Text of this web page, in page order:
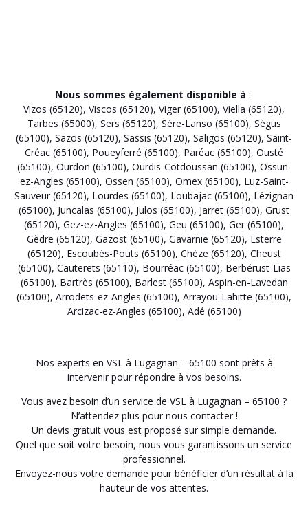
Nous sommes également disponible à :
Vizos (65120), Viscos (65120), Viger (65100), Viella (65120),
Tarbes (65000), Sers (65120), Sère-Lanso (65100), Ségus
(65100), Sazos (65120), Sassis (65120), Saligos (65120), Saint-
Créac (65100), Poueyferré (65100), Paréac (65100), Ousté
(65100), Ourdon (65100), Ourdis-Cotdoussan (65100), Ossun-
ez-Angles (65100), Ossen (65100), Omex (65100), Luz-Saint-
Sauveur (65120), Lourdes (65100), Loubajac (65100), Lézignan
(65100), Juncalas (65100), Julos (65100), Jarret (65100), Grust
(65120), Gez-ez-Angles (65100), Geu (65100), Ger (65100),
Gèdre (65120), Gazost (65100), Gavarnie (65120), Esterre
(65120), Escoubès-Pouts (65100), Chèze (65120), Cheust
(65100), Cauterets (65110), Bourréac (65100), Berbérust-Lias
(65100), Bartrès (65100), Barlest (65100), Aspin-en-Lavedan
(65100), Arrodets-ez-Angles (65100), Arrayou-Lahitte (65100),
Arcizac-ez-Angles (65100), Adé (65100)
Nos experts en VSL à Lugagnan – 65100 sont prêts à
intervenir pour répondre à vos besoins.
Vous avez besoin d’un service de VSL à Lugagnan – 65100 ?
N’attendez plus pour nous contacter !
Un devis gratuit vous est proposé sur simple demande.
Quel que soit votre besoin, nous vous garantissons un service
professionnel.
Envoyez-nous votre demande pour bénéficier d’un résultat à la
hauteur de vos attentes.